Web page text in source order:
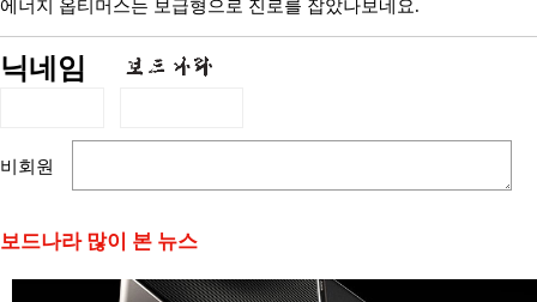
에너지 옵티머스는 보급형으로 진로를 잡았나보네요.
닉네임
비회원
보드나라 많이 본 뉴스